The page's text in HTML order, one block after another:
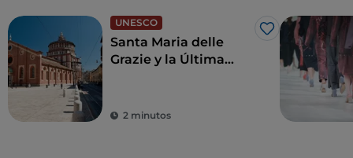
UNESCO
Me gusta
Santa Maria delle
Grazie y la Última
Renacimiento
2 minutos